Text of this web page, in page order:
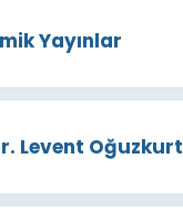
Yayınlar
Levent Oğuzkurt